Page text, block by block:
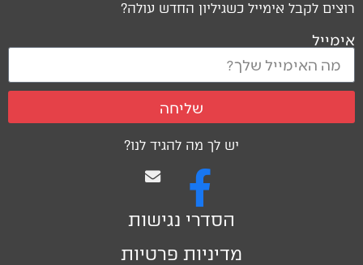
יש לך מה להגיד לנו?
הסדרי נגישות
מדיניות פרטיות
רוצים לקבל אימייל כשגיליון החדש עולה?
אימייל
שליחה